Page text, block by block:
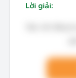
Lời giải: